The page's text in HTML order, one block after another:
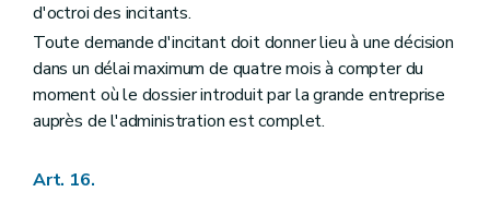
d'octroi des incitants.
Toute demande d'incitant doit donner lieu à une décision
dans un délai maximum de quatre mois à compter du
moment où le dossier introduit par la grande entreprise
auprès de l'administration est complet.
Art. 16.